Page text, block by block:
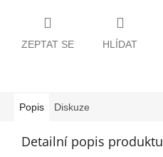
ZEPTAT SE HLÍDAT
Popis Diskuze
Detailní popis produktu